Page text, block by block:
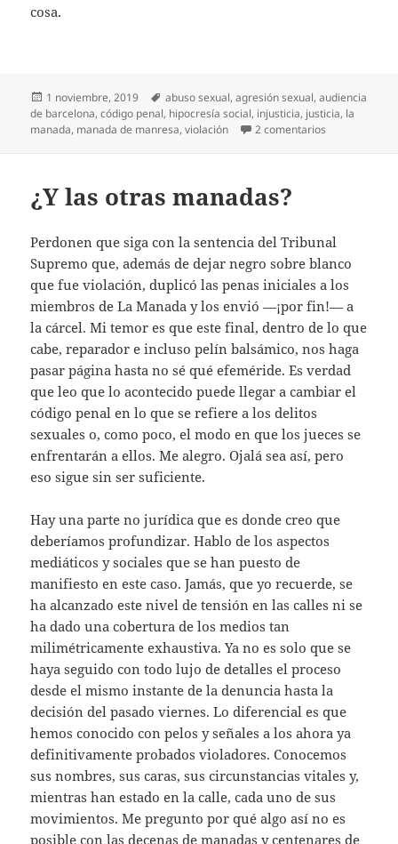
cosa.
Publicado
el
1 noviembre, 2019 Etiquetas
abuso sexual,agresión sexual,audiencia
de barcelona,código penal, hipocresía social, injusticia, justicia, la
manada, manada de manresa,violación 2 comentarios
¿Y las otras manadas?
Perdonen que siga con la sentencia del Tribunal
Supremo que, además de dejar negro sobre blanco
que fue violación, duplicó las penas iniciales a los
miembros de La Manada y los envió —¡por fin!— a
la cárcel. Mi temor es que este final, dentro de lo que
cabe, reparador e incluso pelín balsámico, nos haga
pasar página hasta no sé qué efeméride. Es verdad
que leo que lo acontecido puede llegar a cambiar el
código penal en lo que se refiere a los delitos
sexuales o, como poco, el modo en que los jueces se
enfrentarán a ellos. Me alegro. Ojalá sea así, pero
eso sigue sin ser suficiente.
Hay una parte no jurídica que es donde creo que
deberíamos profundizar. Hablo de los aspectos
mediáticos y sociales que se han puesto de
manifiesto en este caso. Jamás, que yo recuerde, se
ha alcanzado este nivel de tensión en las calles ni se
ha dado una cobertura de los medios tan
milimétricamente exhaustiva. Ya no es solo que se
haya seguido con todo lujo de detalles el proceso
desde el mismo instante de la denuncia hasta la
decisión del pasado viernes. Lo diferencial es que
hemos conocido con pelos y señales a los ahora ya
definitivamente probados violadores. Conocemos
sus nombres, sus caras, sus circunstancias vitales y,
mientras han estado en la calle, cada uno de sus
movimientos. Me pregunto por qué algo así no es
posible con las decenas de manadas y centenares de